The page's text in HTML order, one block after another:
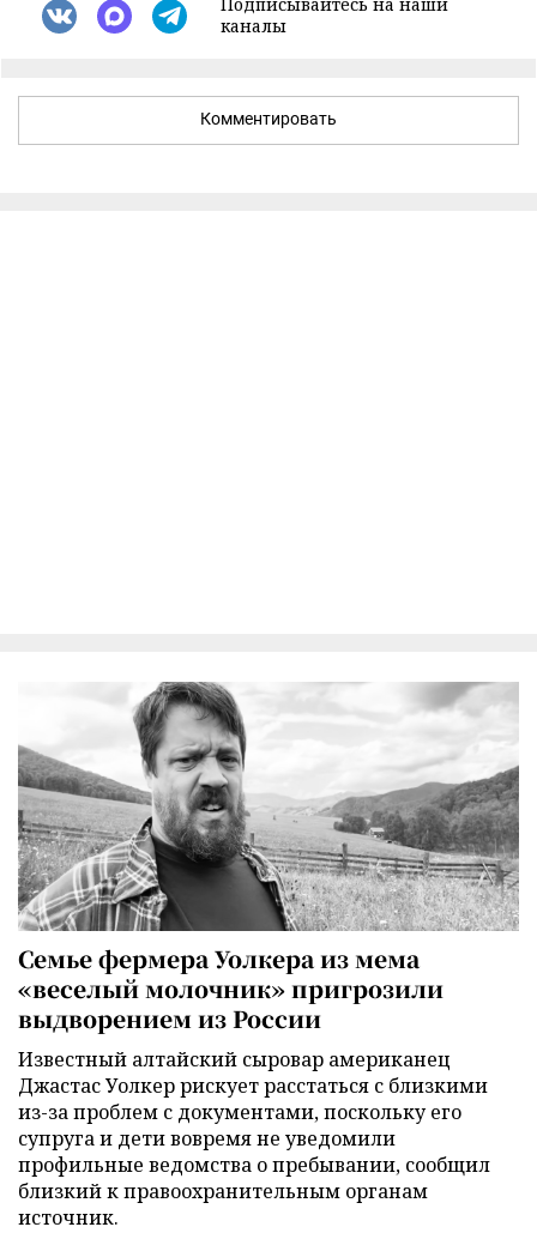
Подписывайтесь на наши
каналы
Комментировать
Семье фермера Уолкера из мема
«веселый молочник» пригрозили
выдворением из России
Известный алтайский сыровар американец
Джастас Уолкер рискует расстаться с близкими
из-за проблем с документами, поскольку его
супруга и дети вовремя не уведомили
профильные ведомства о пребывании, сообщил
близкий к правоохранительным органам
источник.